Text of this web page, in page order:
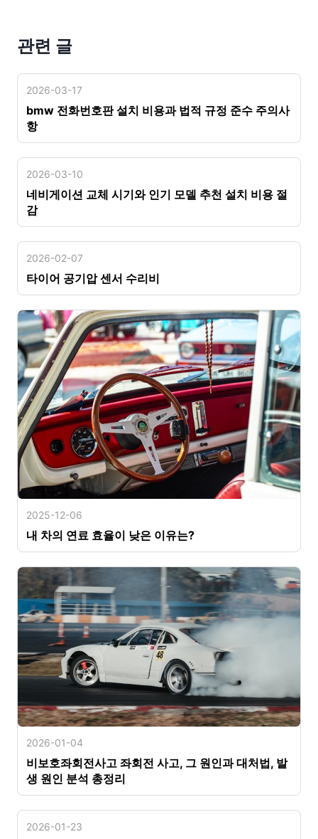
관련 글
2026-03-17
bmw 전화번호판 설치 비용과 법적 규정 준수 주의사
항
2026-03-10
네비게이션 교체 시기와 인기 모델 추천 설치 비용 절
감
2026-02-07
타이어 공기압 센서 수리비
2025-12-06
내 차의 연료 효율이 낮은 이유는?
2026-01-04
비보호좌회전사고 좌회전 사고, 그 원인과 대처법, 발
생 원인 분석 총정리
2026-01-23